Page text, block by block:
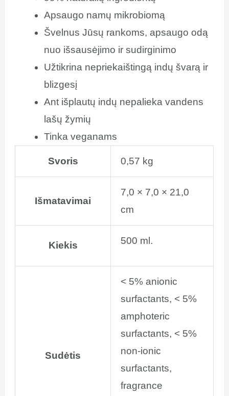
Apsaugo namų mikrobiomą
Švelnus Jūsų rankoms, apsaugo odą
nuo išsausėjimo ir sudirginimo
Užtikrina nepriekaištingą indų švarą ir
blizgesį
Ant išplautų indų nepalieka vandens
lašų žymių
Tinka veganams
Svoris 0,57 kg
Išmatavimai
7,0 × 7,0 × 21,0
cm
Kiekis 500 ml.
Sudėtis
< 5% anionic
surfactants, < 5%
amphoteric
surfactants, < 5%
non-ionic
surfactants,
fragrance